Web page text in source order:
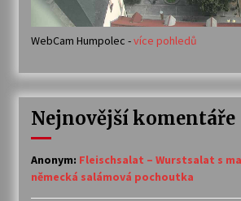
WebCam Humpolec -více pohledů
Nejnovější komentáře
Anonym: Fleischsalat – Wurstsalat s
německá salámová pochoutka